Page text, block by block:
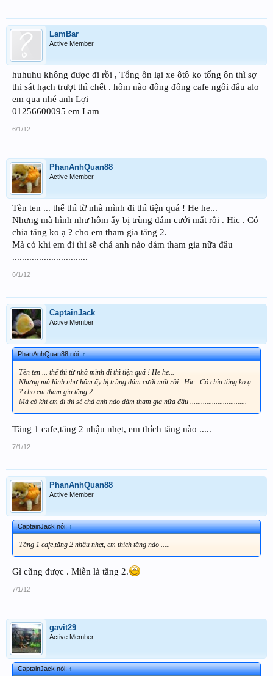
LamBar
Active Member
huhuhu không được đi rồi , Tổng ôn lại xe ôtô ko tổng ôn thì sợ
thi sát hạch trượt thì chết . hôm nào đông đông cafe ngồi đâu alo
em qua nhé anh Lợi
01256600095 em Lam
6/1/12
PhanAnhQuan88
Active Member
Tèn ten ... thế thì từ nhà mình đi thì tiện quá ! He he...
Nhưng mà hình như hôm ấy bị trùng đám cưới mất rồi . Hic . Có
chia tăng ko ạ ? cho em tham gia tăng 2.
Mà có khi em đi thì sẽ chả anh nào dám tham gia nữa đâu
...............................
6/1/12
CaptainJack
Active Member
PhanAnhQuan88 nói:↑
Tèn ten ... thế thì từ nhà mình đi thì tiện quá ! He he...
Nhưng mà hình như hôm ấy bị trùng đám cưới mất rồi . Hic . Có chia tăng ko ạ
? cho em tham gia tăng 2.
Mà có khi em đi thì sẽ chả anh nào dám tham gia nữa đâu ...............................
Tăng 1 cafe,tăng 2 nhậu nhẹt, em thích tăng nào .....
7/1/12
PhanAnhQuan88
Active Member
CaptainJack nói:↑
Tăng 1 cafe,tăng 2 nhậu nhẹt, em thích tăng nào .....
Gì cũng được . Miễn là tăng 2.
7/1/12
gavit29
Active Member
CaptainJack nói:↑